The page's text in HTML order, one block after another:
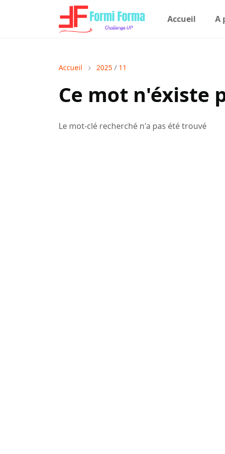
Accueil A
Accueil 2025 / 11
Ce mot n'éxiste
Le mot-clé recherché n'a pas été trouvé